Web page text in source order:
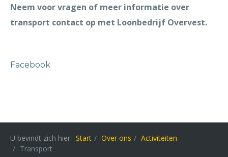
Neem voor vragen of meer informatie over
transport contact op met Loonbedrijf Overvest.
Facebook
U bevindt zich hier: Start Over ons
Activiteiten
Transport